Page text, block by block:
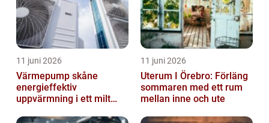
11 juni 2026
Värmepump skåne
energieffektiv
uppvärmning i ett milt
11 juni 2026
Uterum I Örebro: Förläng
sommaren med ett rum
mellan inne och ute